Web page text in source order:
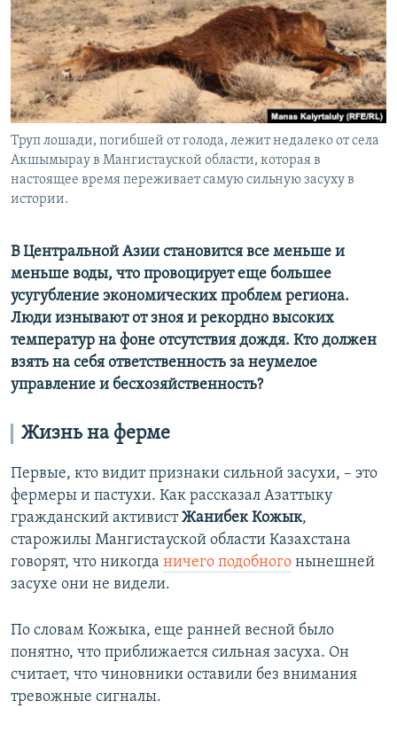
Труп лошади, погибшей от голода, лежит недалеко от села
Акшымырау в Мангистауской области, которая в
настоящее время переживает самую сильную засуху в
истории.
В Центральной Азии становится все меньше и
меньше воды, что провоцирует еще большее
усугубление экономических проблем региона.
Люди изнывают от зноя и рекордно высоких
температур на фоне отсутствия дождя. Кто должен
взять на себя ответственность за неумелое
управление и бесхозяйственность?
Жизнь на ферме
Первые, кто видит признаки сильной засухи, – это
фермеры и пастухи. Как рассказал Азаттыку
гражданский активистЖанибек Кожык,
старожилы Мангистауской области Казахстана
говорят, что никогда ничего подобного нынешней
засухе они не видели.
По словам Кожыка, еще ранней весной было
понятно, что приближается сильная засуха. Он
считает, что чиновники оставили без внимания
тревожные сигналы.